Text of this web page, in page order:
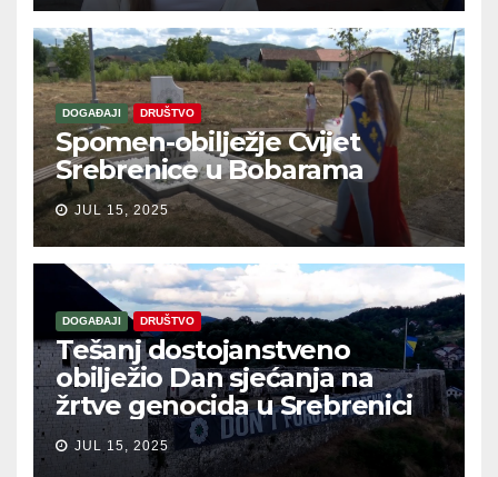
DOGAĐAJI DRUŠTVO
Spomen-obilježje Cvijet
Srebrenice u Bobarama
JUL 15, 2025
DOGAĐAJI DRUŠTVO
Tešanj dostojanstveno
obilježio Dan sjećanja na
žrtve genocida u Srebrenici
JUL 15, 2025